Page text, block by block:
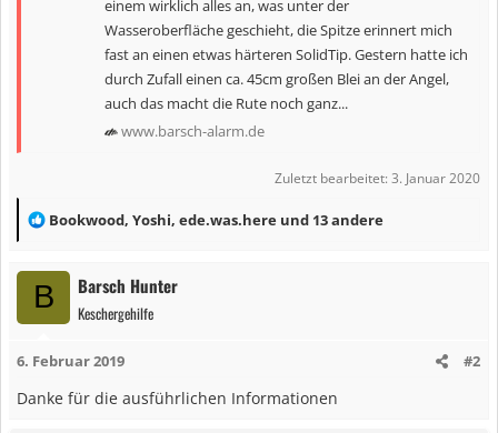
einem wirklich alles an, was unter der
Wasseroberfläche geschieht, die Spitze erinnert mich
fast an einen etwas härteren SolidTip. Gestern hatte ich
durch Zufall einen ca. 45cm großen Blei an der Angel,
auch das macht die Rute noch ganz...
www.barsch-alarm.de
Zuletzt bearbeitet: 3. Januar 2020
R
a
k
o
n
Bookwood, Yoshi, ede.was.here und 13 andere
B Barsch Hunter
Keschergehilfe
6. Februar 2019 #2
Danke für die ausführlichen Informationen